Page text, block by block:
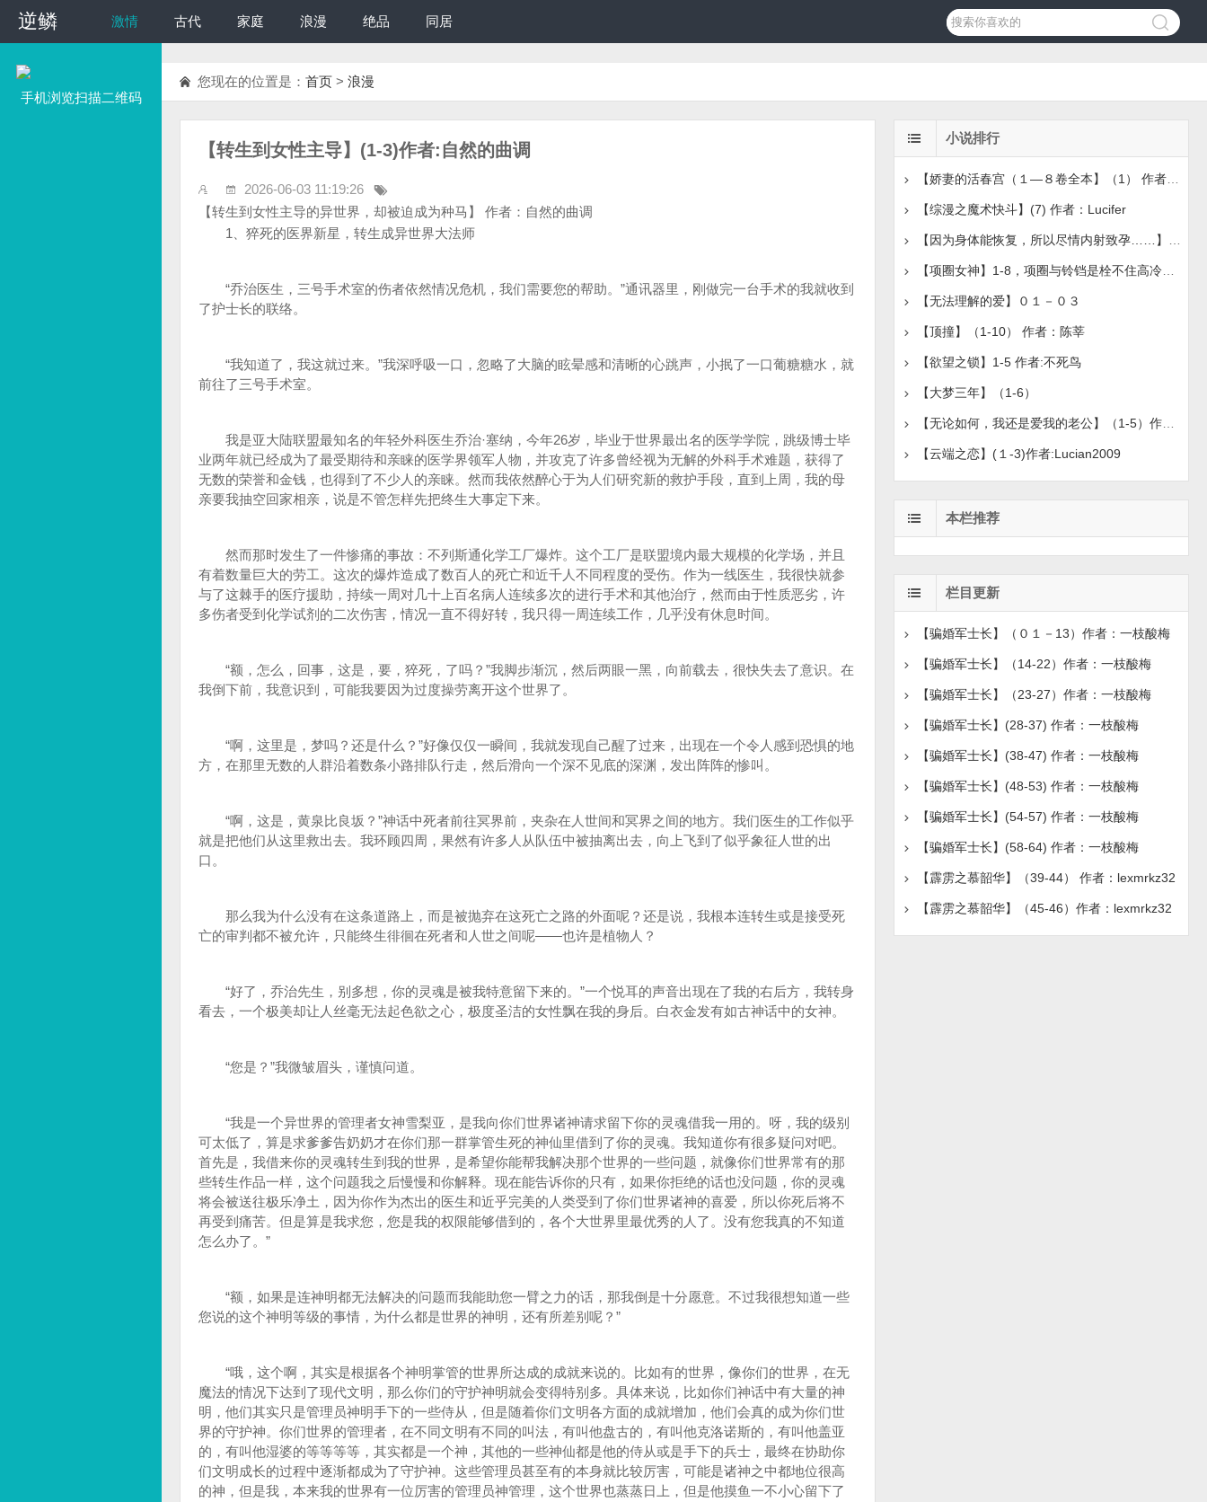
逆鳞
逆鳞 激情 古代 家庭 浪漫 绝品 同居
手机浏览扫描二维码
您现在的位置是： 首页 > 浪漫
【转生到女性主导】(1-3)作者:自然的曲调
2026-06-03 11:19:26
【转生到女性主导的异世界，却被迫成为种马】 作者：自然的曲调
1、猝死的医界新星，转生成异世界大法师
“乔治医生，三号手术室的伤者依然情况危机，我们需要您的帮助。”通讯器里，刚做完一台手术的我就收到
了护士长的联络。
“我知道了，我这就过来。”我深呼吸一口，忽略了大脑的眩晕感和清晰的心跳声，小抿了一口葡糖糖水，就
前往了三号手术室。
我是亚大陆联盟最知名的年轻外科医生乔治·塞纳，今年26岁，毕业于世界最出名的医学学院，跳级博士毕
业两年就已经成为了最受期待和亲睐的医学界领军人物，并攻克了许多曾经视为无解的外科手术难题，获得了
无数的荣誉和金钱，也得到了不少人的亲睐。然而我依然醉心于为人们研究新的救护手段，直到上周，我的母
亲要我抽空回家相亲，说是不管怎样先把终生大事定下来。
然而那时发生了一件惨痛的事故：不列斯通化学工厂爆炸。这个工厂是联盟境内最大规模的化学场，并且
有着数量巨大的劳工。这次的爆炸造成了数百人的死亡和近千人不同程度的受伤。作为一线医生，我很快就参
与了这棘手的医疗援助，持续一周对几十上百名病人连续多次的进行手术和其他治疗，然而由于性质恶劣，许
多伤者受到化学试剂的二次伤害，情况一直不得好转，我只得一周连续工作，几乎没有休息时间。
“额，怎么，回事，这是，要，猝死，了吗？”我脚步渐沉，然后两眼一黑，向前载去，很快失去了意识。在
我倒下前，我意识到，可能我要因为过度操劳离开这个世界了。
“啊，这里是，梦吗？还是什么？”好像仅仅一瞬间，我就发现自己醒了过来，出现在一个令人感到恐惧的地
方，在那里无数的人群沿着数条小路排队行走，然后滑向一个深不见底的深渊，发出阵阵的惨叫。
“啊，这是，黄泉比良坂？”神话中死者前往冥界前，夹杂在人世间和冥界之间的地方。我们医生的工作似乎
就是把他们从这里救出去。我环顾四周，果然有许多人从队伍中被抽离出去，向上飞到了似乎象征人世的出
口。
那么我为什么没有在这条道路上，而是被抛弃在这死亡之路的外面呢？还是说，我根本连转生或是接受死
亡的审判都不被允许，只能终生徘徊在死者和人世之间呢——也许是植物人？
“好了，乔治先生，别多想，你的灵魂是被我特意留下来的。”一个悦耳的声音出现在了我的右后方，我转身
看去，一个极美却让人丝毫无法起色欲之心，极度圣洁的女性飘在我的身后。白衣金发有如古神话中的女神。
“您是？”我微皱眉头，谨慎问道。
“我是一个异世界的管理者女神雪梨亚，是我向你们世界诸神请求留下你的灵魂借我一用的。呀，我的级别
可太低了，算是求爹爹告奶奶才在你们那一群掌管生死的神仙里借到了你的灵魂。我知道你有很多疑问对吧。
首先是，我借来你的灵魂转生到我的世界，是希望你能帮我解决那个世界的一些问题，就像你们世界常有的那
些转生作品一样，这个问题我之后慢慢和你解释。现在能告诉你的只有，如果你拒绝的话也没问题，你的灵魂
将会被送往极乐净土，因为你作为杰出的医生和近乎完美的人类受到了你们世界诸神的喜爱，所以你死后将不
再受到痛苦。但是算是我求您，您是我的权限能够借到的，各个大世界里最优秀的人了。没有您我真的不知道
怎么办了。”
“额，如果是连神明都无法解决的问题而我能助您一臂之力的话，那我倒是十分愿意。不过我很想知道一些
您说的这个神明等级的事情，为什么都是世界的神明，还有所差别呢？”
“哦，这个啊，其实是根据各个神明掌管的世界所达成的成就来说的。比如有的世界，像你们的世界，在无
魔法的情况下达到了现代文明，那么你们的守护神明就会变得特别多。具体来说，比如你们神话中有大量的神
明，他们其实只是管理员神明手下的一些侍从，但是随着你们文明各方面的成就增加，他们会真的成为你们世
界的守护神。你们世界的管理者，在不同文明有不同的叫法，有叫他盘古的，有叫他克洛诺斯的，有叫他盖亚
的，有叫他湿婆的等等等等，其实都是一个神，其他的一些神仙都是他的侍从或是手下的兵士，最终在协助你
们文明成长的过程中逐渐都成为了守护神。这些管理员甚至有的本身就比较厉害，可能是诸神之中都地位很高
的神，但是我，本来我的世界有一位厉害的管理员神管理，这个世界也蒸蒸日上，但是他摸鱼一不小心留下了
小说排行
【娇妻的活春宫（１—８卷全本】（1） 作者：吴茗
【综漫之魔术快斗】(7) 作者：Lucifer
【项圈女神】1-8，项圈与铃铛是栓不住高冷女神的，唯有主
【无法理解的爱】０１－０３
【顶撞】（1-10） 作者：陈莘
【欲望之锁】1-5 作者:不死鸟
【大梦三年】（1-6）
【无论如何，我还是爱我的老公】（1-5）作者：-北岸
【云端之恋】(１-3)作者:Lucian2009
本栏推荐
栏目更新
【骗婚军士长】（０１－13）作者：一枝酸梅
【骗婚军士长】（14-22）作者：一枝酸梅
【骗婚军士长】（23-27）作者：一枝酸梅
【骗婚军士长】(28-37) 作者：一枝酸梅
【骗婚军士长】(38-47) 作者：一枝酸梅
【骗婚军士长】(48-53) 作者：一枝酸梅
【骗婚军士长】(54-57) 作者：一枝酸梅
【骗婚军士长】(58-64) 作者：一枝酸梅
【霹雳之慕韶华】（39-44） 作者：lexmrkz32
【霹雳之慕韶华】（45-46）作者：lexmrkz32